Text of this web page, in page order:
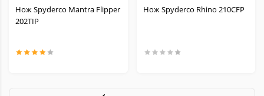
Нож Spyderco Mantra Flipper
202TIP
Нож Spyderco Rhino 210CFP